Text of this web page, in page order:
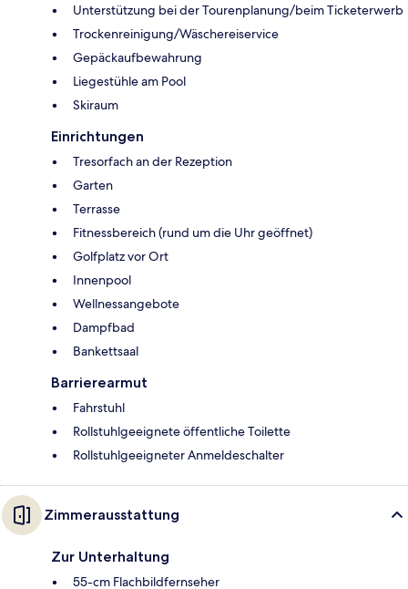
Unterstützung bei der Tourenplanung/beim Ticketerwerb
Trockenreinigung/Wäschereiservice
Gepäckaufbewahrung
Liegestühle am Pool
Skiraum
Einrichtungen
Tresorfach an der Rezeption
Garten
Terrasse
Fitnessbereich (rund um die Uhr geöffnet)
Golfplatz vor Ort
Innenpool
Wellnessangebote
Dampfbad
Bankettsaal
Barrierearmut
Fahrstuhl
Rollstuhlgeeignete öffentliche Toilette
Rollstuhlgeeigneter Anmeldeschalter
Zimmerausstattung
Zur Unterhaltung
55-cm Flachbildfernseher